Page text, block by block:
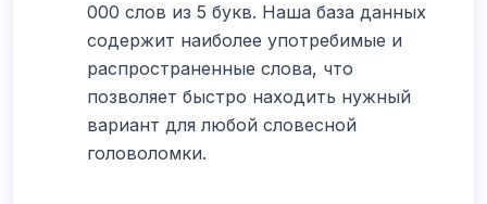
000 слов из 5 букв. Наша база данных
содержит наиболее употребимые и
распространенные слова, что
позволяет быстро находить нужный
вариант для любой словесной
головоломки.